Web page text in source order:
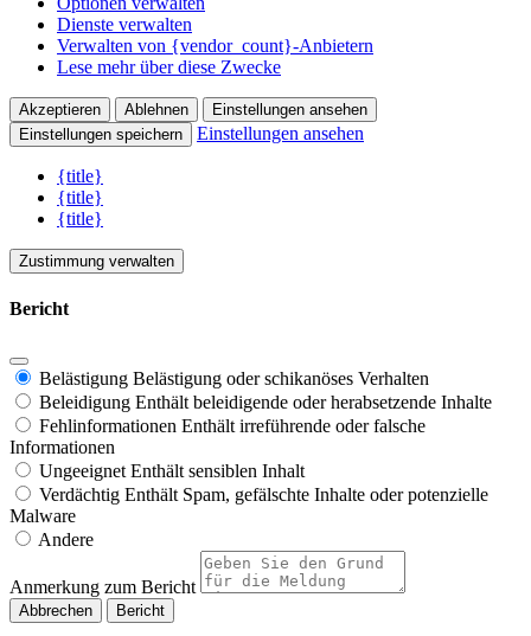
Dienste verwalten
Verwalten von {vendor_count}-Anbietern
Lese mehr über diese Zwecke
Akzeptieren Ablehnen
Einstellungen ansehen
Einstellungen speichern
Einstellungen ansehen
{title}
{title}
{title}
Zustimmung verwalten
Bericht
Belästigung Belästigung oder schikanöses Verhalten
Beleidigung Enthält beleidigende oder herabsetzende Inhalte
Fehlinformationen Enthält irreführende oder falsche
Informationen
Ungeeignet Enthält sensiblen Inhalt
Verdächtig Enthält Spam, gefälschte Inhalte oder potenzielle
Malware
Andere
Anmerkung zum Bericht
Bericht